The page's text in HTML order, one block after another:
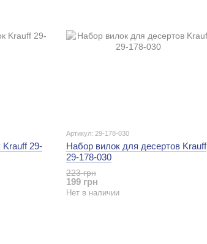
29-
Артикул: 29-178-030
Набор вилок для десертов Krauff
29-178-030
223 грн
199 грн
Нет в наличии